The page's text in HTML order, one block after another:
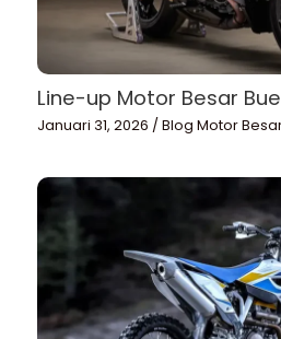
Line-up Motor Besar
Januari 31, 2026 /Blog Motor